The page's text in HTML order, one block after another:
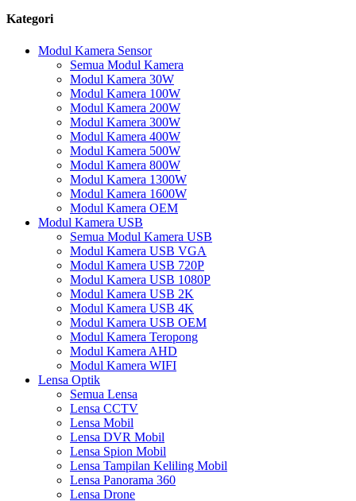
Kategori
Modul Kamera Sensor
Semua Modul Kamera
Modul Kamera 30W
Modul Kamera 100W
Modul Kamera 200W
Modul Kamera 300W
Modul Kamera 400W
Modul Kamera 500W
Modul Kamera 800W
Modul Kamera 1300W
Modul Kamera 1600W
Modul Kamera OEM
Modul Kamera USB
Semua Modul Kamera USB
Modul Kamera USB VGA
Modul Kamera USB 720P
Modul Kamera USB 1080P
Modul Kamera USB 2K
Modul Kamera USB 4K
Modul Kamera USB OEM
Modul Kamera Teropong
Modul Kamera AHD
Modul Kamera WIFI
Lensa Optik
Semua Lensa
Lensa CCTV
Lensa Mobil
Lensa DVR Mobil
Lensa Spion Mobil
Lensa Tampilan Keliling Mobil
Lensa Panorama 360
Lensa Drone